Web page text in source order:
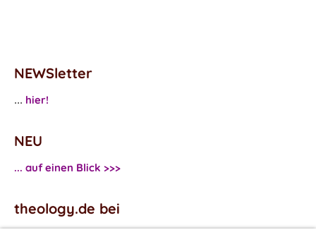
NEWSletter
... hier!
NEU
... auf einen Blick >>>
theology.de bei